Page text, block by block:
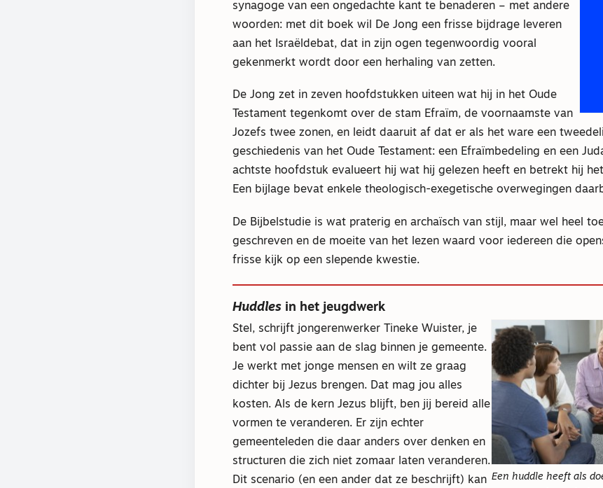
synagoge van een ongedachte kant te benaderen – met andere
woorden: met dit boek wil De Jong een frisse bijdrage leveren
aan het Israëldebat, dat in zijn ogen tegenwoordig vooral
gekenmerkt wordt door een herhaling van zetten.
De Jong zet in zeven hoofdstukken uiteen wat hij in het Oude
Testament tegenkomt over de stam Efraïm, de voornaamste van
Jozefs twee zonen, en leidt daaruit af dat er als het ware een
geschiedenis van het Oude Testament: een Efraïmbedeling en een
achtste hoofdstuk evalueert hij wat hij gelezen heeft en betrekt hij
Een bijlage bevat enkele theologisch-exegetische overwegingen
De Bijbelstudie is wat praterig en archaïsch van stijl, maar wel heel
geschreven en de moeite van het lezen waard voor iedereen die
frisse kijk op een slepende kwestie.
Huddlesin het jeugdwerk
Een huddle heeft als
Stel, schrijft jongerenwerker Tineke Wuister, je
bent vol passie aan de slag binnen je gemeente.
Je werkt met jonge mensen en wilt ze graag
dichter bij Jezus brengen. Dat mag jou alles
kosten. Als de kern Jezus blijft, ben jij bereid alle
vormen te veranderen. Er zijn echter
gemeenteleden die daar anders over denken en
structuren die zich niet zomaar laten veranderen.
Dit scenario (en een ander dat ze beschrijft) kan